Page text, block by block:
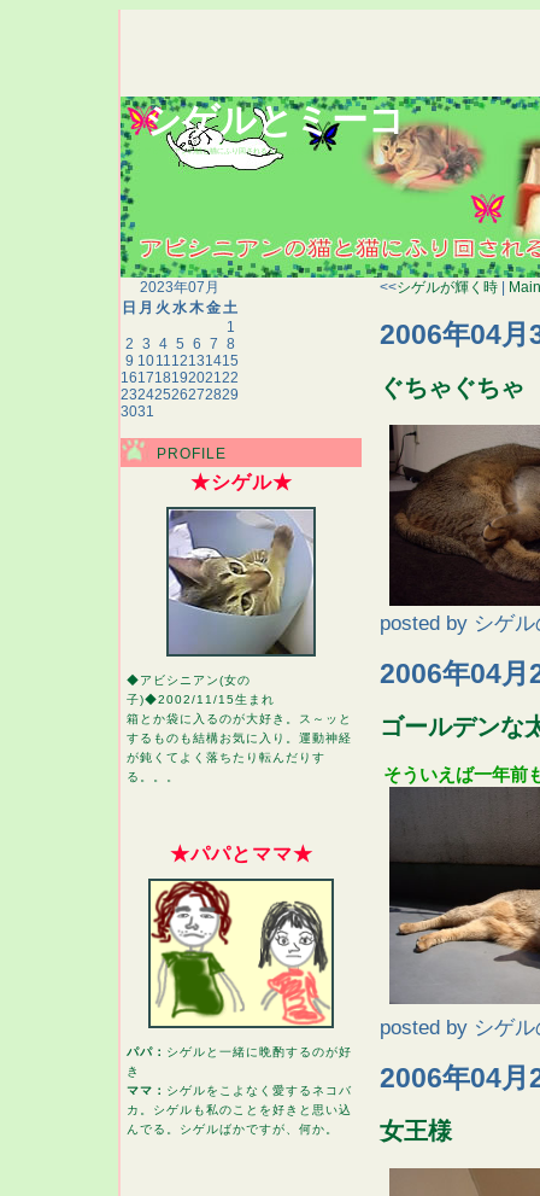
シゲルとミーコ
アビシニアンの猫と猫にふり回される人間の生態記録
2023年07月
日 月 火 水木金土
1
2 3 4 5 6 7 8
9 101112131415
16171819202122
23242526272829
3031
PROFILE
★シゲル★
◆アビシニアン(女の
子)◆2002/11/15生まれ
箱とか袋に入るのが大好き。ス～ッと
するものも結構お気に入り。運動神経
が鈍くてよく落ちたり転んだりす
る。。。
★パパとママ★
パパ： シゲルと一緒に晩酌するのが好
き
ママ： シゲルをこよなく愛するネコバ
カ。シゲルも私のことを好きと思い込
んでる。シゲルばかですが、何か。
<<シゲルが輝く時 Main
2006年04月
ぐちゃぐちゃ
posted by シゲ
2006年04月
ゴールデンな
そういえば一年前
posted by シゲ
2006年04月
女王様